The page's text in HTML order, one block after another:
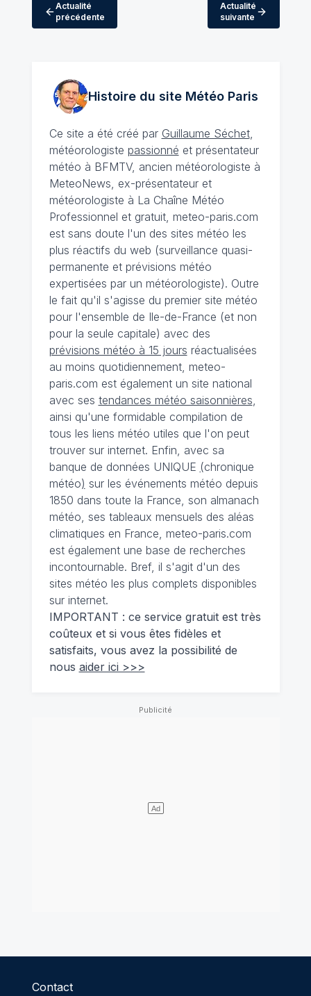
Actualité
précédente
Actualité
suivante
Histoire du site MétéoParis
Ce site a été créé par Guillaume Séchet,
météorologiste passionné et présentateur
météo à BFMTV, ancien météorologiste à
MeteoNews, ex-présentateur et
météorologiste à La Chaîne Météo
Professionnel et gratuit, meteo-paris.com
est sans doute l'un des sites météo les
plus réactifs du web (surveillance quasi-
permanente et prévisions météo
expertisées par un météorologiste). Outre
le fait qu'il s'agisse du premier site météo
pour l'ensemble de Ile-de-France (et non
pour la seule capitale) avec des
prévisions météo à 15 jours réactualisées
au moins quotidiennement, meteo-
paris.com est également un site national
avec ses tendances météo saisonnières,
ainsi qu'une formidable compilation de
tous les liens météo utiles que l'on peut
trouver sur internet. Enfin, avec sa
banque de données UNIQUE (chronique
météo) sur les événements météo depuis
1850 dans toute la France, son almanach
météo, ses tableaux mensuels des aléas
climatiques en France, meteo-paris.com
est également une base de recherches
incontournable. Bref, il s'agit d'un des
sites météo les plus complets disponibles
sur internet.
IMPORTANT : ce service gratuit est très
coûteux et si vous êtes fidèles et
satisfaits, vous avez la possibilité de
nous aider ici >>>
Contact